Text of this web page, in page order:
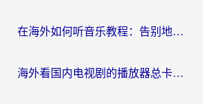
在海外如何听音乐教程：告别地域限制，随时听见国内的声音
海外看国内电视剧的播放器总卡顿？选对回国加速器才是关键